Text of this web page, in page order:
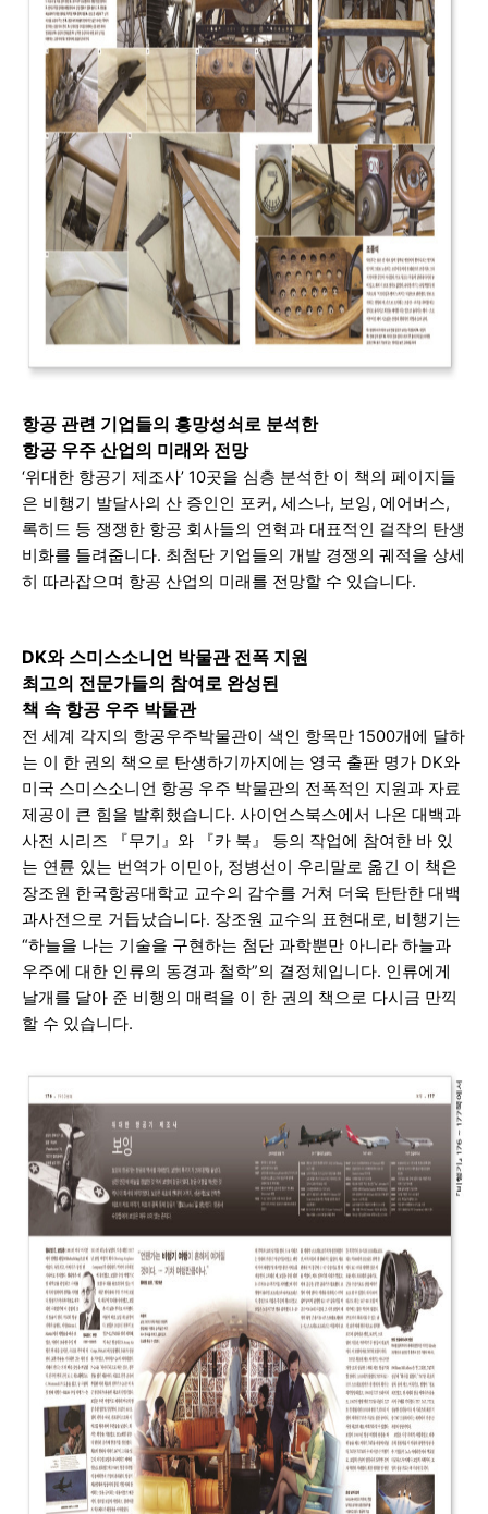
항공 관련 기업들의 흥망성쇠로 분석한
항공 우주 산업의 미래와 전망
‘위대한 항공기 제조사’ 10곳을 심층 분석한 이 책의 페이지들
은 비행기 발달사의 산 증인인 포커, 세스나, 보잉, 에어버스,
록히드 등 쟁쟁한 항공 회사들의 연혁과 대표적인 걸작의 탄생
비화를 들려줍니다. 최첨단 기업들의 개발 경쟁의 궤적을 상세
히 따라잡으며 항공 산업의 미래를 전망할 수 있습니다.
DK와 스미스소니언 박물관 전폭 지원
최고의 전문가들의 참여로 완성된
책 속 항공 우주 박물관
전 세계 각지의 항공우주박물관이 색인 항목만 1500개에 달하
는 이 한 권의 책으로 탄생하기까지에는 영국 출판 명가 DK와
미국 스미스소니언 항공 우주 박물관의 전폭적인 지원과 자료
제공이 큰 힘을 발휘했습니다. 사이언스북스에서 나온 대백과
사전 시리즈 『무기』와 『카 북』 등의 작업에 참여한 바 있
는 연륜 있는 번역가 이민아, 정병선이 우리말로 옮긴 이 책은
장조원 한국항공대학교 교수의 감수를 거쳐 더욱 탄탄한 대백
과사전으로 거듭났습니다. 장조원 교수의 표현대로, 비행기는
“하늘을 나는 기술을 구현하는 첨단 과학뿐만 아니라 하늘과
우주에 대한 인류의 동경과 철학”의 결정체입니다. 인류에게
날개를 달아 준 비행의 매력을 이 한 권의 책으로 다시금 만끽
할 수 있습니다.